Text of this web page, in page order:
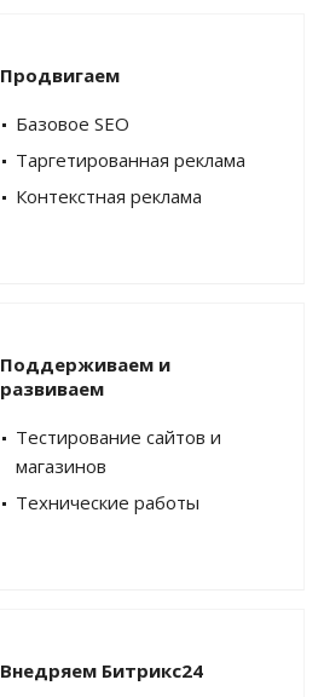
Продвигаем
Базовое SEO
Таргетированная реклама
Контекстная реклама
Поддерживаем и
развиваем
Тестирование сайтов и
магазинов
Технические работы
Внедряем Битрикс24